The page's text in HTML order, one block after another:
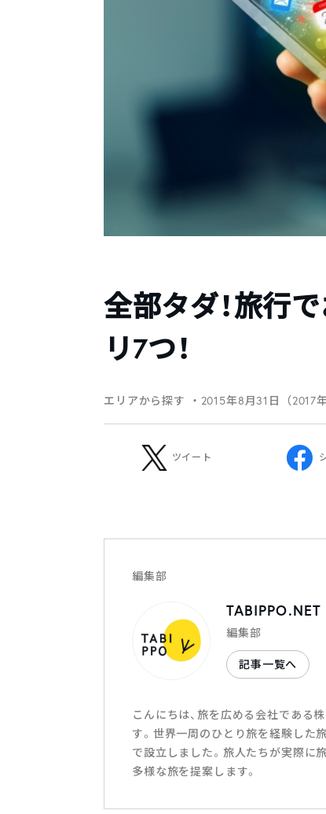
全部タダ！旅行
リ7つ！
エリアから探す ・2015年8月31日（2017
ツイート
編集部
TABIPPO.NET
編集部
記事一覧へ
こんにちは、旅を広める会社である
す。世界一周のひとり旅を経験した
で設立しました。旅人たちが実際に
多様な旅を提案します。